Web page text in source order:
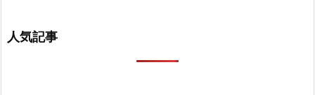
人気記事